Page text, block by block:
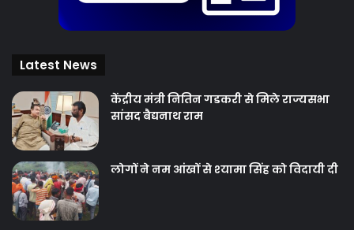
Latest News
केंद्रीय मंत्री नितिन गडकरी से मिले राज्यसभा
सांसद बैद्यनाथ राम
लोगों ने नम आंखों से श्‍यामा सिंह को विदायी दी